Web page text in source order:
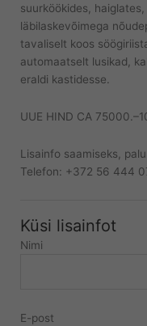
suurköökides,
läbilaskevõimega
tavaliselt koos
automaatselt lusikad,
eraldi kastidesse.
UUE HIND CA
Lisainfo saamiseks,
Telefon: +372 56 444
Küsi lisainfot
Nimi
E-post